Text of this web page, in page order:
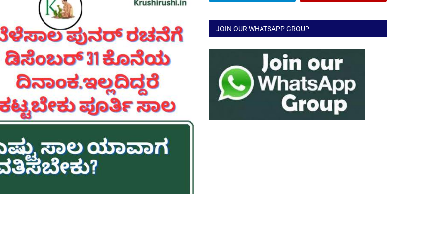
JOIN OUR WHATSAPP GROUP